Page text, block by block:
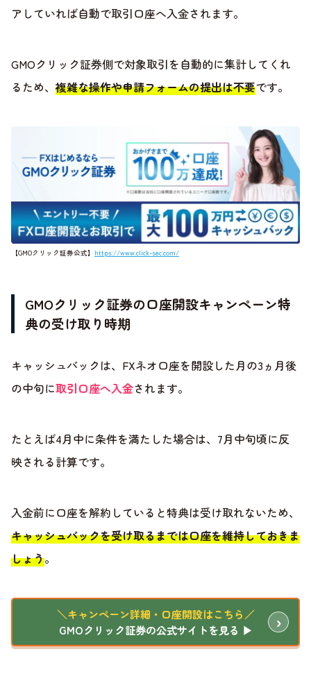
アしていれば自動で取引口座へ入金されます。
GMOクリック証券側で対象取引を自動的に集計してくれ
るため、複雑な操作や申請フォームの提出は不要です。
【GMOクリック証券公式】 https://www.click-sec.com/
GMOクリック証券の口座開設キャンペーン特
典の受け取り時期
キャッシュバックは、FXネオ口座を開設した月の3ヵ月後
の中旬に取引口座へ入金されます。
たとえば4月中に条件を満たした場合は、7月中旬頃に反
映される計算です。
入金前に口座を解約していると特典は受け取れないため、
キャッシュバックを受け取るまでは口座を維持しておきま
しょう。
＼キャンペーン詳細・口座開設はこちら／
GMOクリック証券の公式サイトを見る ▶